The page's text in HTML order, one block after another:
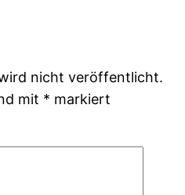
nicht veröffentlicht.
mit * markiert